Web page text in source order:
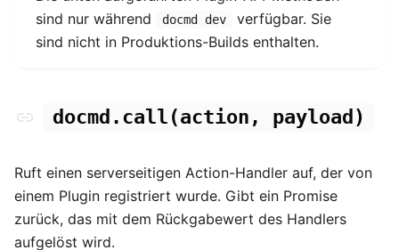
sind nur während
docmd dev
verfügbar. Sie
sind nicht in Produktions-Builds enthalten.
docmd.call(action, payload)
Ruft einen serverseitigen Action-Handler auf, der von
einem Plugin registriert wurde. Gibt ein Promise
zurück, das mit dem Rückgabewert des Handlers
aufgelöst wird.